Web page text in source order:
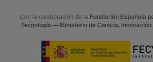
Con la colaboración de la Fundación Española
Tecnología — Ministerio de Ciencia,